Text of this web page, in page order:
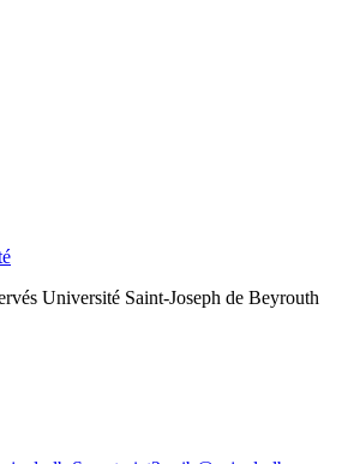
Université Saint-Joseph de Beyrouth